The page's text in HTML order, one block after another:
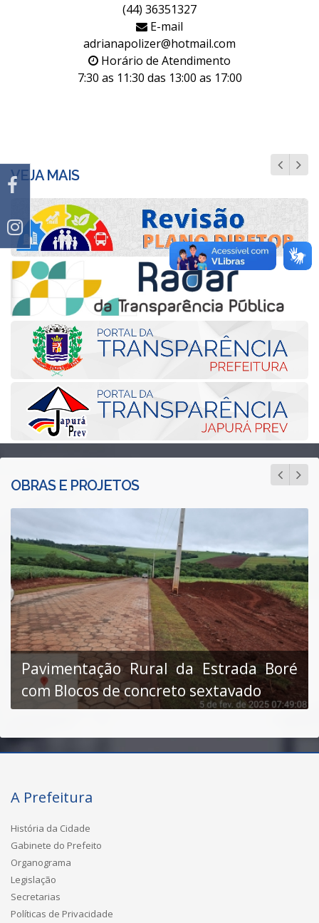
(44) 36351327
E-mail
adrianapolizer@hotmail.com
Horário de Atendimento
7:30 as 11:30 das 13:00 as 17:00
VEJA MAIS
OBRAS E PROJETOS
Pavimentação Rural da Estrada Boré
com Blocos de concreto sextavado
A Prefeitura
História da Cidade
Gabinete do Prefeito
Organograma
Legislação
Secretarias
Políticas de Privacidade